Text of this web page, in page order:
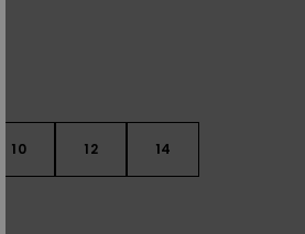
10 12 14